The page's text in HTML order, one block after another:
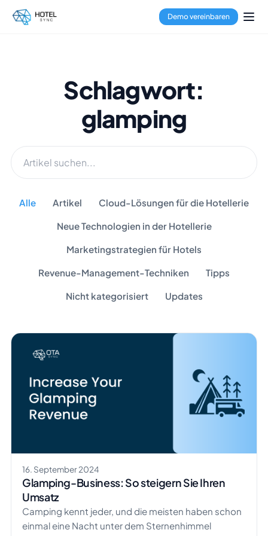
Demo vereinbaren
Schlagwort:
glamping
Alle Artikel Cloud-Lösungen für die Hotellerie
Neue Technologien in der Hotellerie
Marketingstrategien für Hotels
Revenue-Management-Techniken Tipps
Nicht kategorisiert Updates
16. September 2024
Glamping-Business: So steigern Sie Ihren
Umsatz
Camping kennt jeder, und die meisten haben schon
einmal eine Nacht unter dem Sternenhimmel